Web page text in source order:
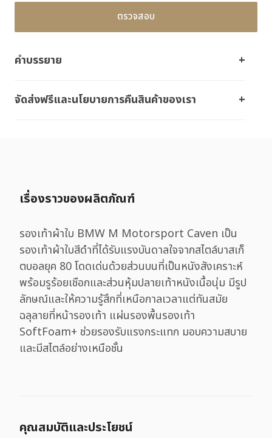
ตรวจสอบ
คำบรรยาย
จัดส่งฟรีและนโยบายการคืนสินค้าของเรา
เรื่องราวของผลิตภัณฑ์
รองเท้าผ้าใบ BMW M Motorsport Caven เป็น
รองเท้าผ้าใบสีดําที่ได้รับแรงบันดาลใจจากสไตล์บาสเก็
ตบอลยุค 80 โดดเด่นด้วยส่วนบนที่เป็นหนังสังเคราะห์
พร้อมรูร้อยเชือกและส่วนหุ้มปลายเท้าหนังเนื้อนุ่ม มีรูป
ลักษณ์และให้ความรู้สึกที่เหนือกาลเวลาแต่ทันสมัย
ฉลุลายที่หน้ารองเท้า แผ่นรองพื้นรองเท้า
SoftFoam+ ช่วยรองรับแรงกระแทก มอบความสบาย
และมีสไตล์อย่างเหนือชั้น
คุณสมบัติและประโยชน์